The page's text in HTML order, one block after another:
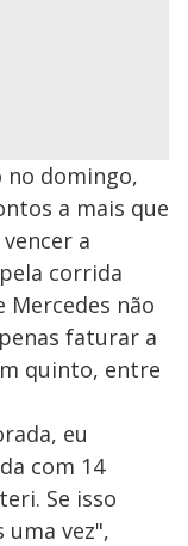
no domingo,
a mais que
a
corrida
Mercedes não
faturar a
quinto, entre
eu
com 14
Se isso
uma vez",